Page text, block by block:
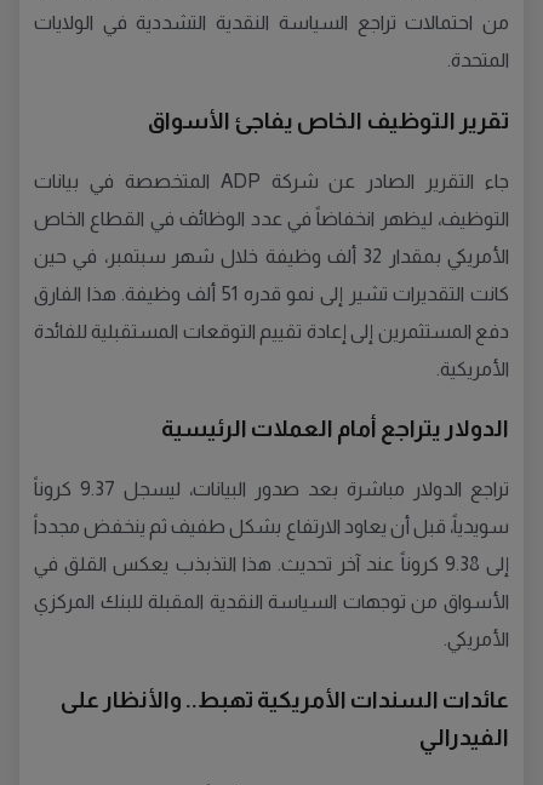
من احتمالات تراجع السياسة النقدية التشددية في الولايات
المتحدة.
تقرير التوظيف الخاص يفاجئ الأسواق
جاء التقرير الصادر عن شركة ADP المتخصصة في بيانات
التوظيف، ليظهر انخفاضاً في عدد الوظائف في القطاع الخاص
الأمريكي بمقدار 32 ألف وظيفة خلال شهر سبتمبر، في حين
كانت التقديرات تشير إلى نمو قدره 51 ألف وظيفة. هذا الفارق
دفع المستثمرين إلى إعادة تقييم التوقعات المستقبلية للفائدة
الأمريكية.
الدولار يتراجع أمام العملات الرئيسية
تراجع الدولار مباشرة بعد صدور البيانات، ليسجل 9.37 كروناً
سويدياً، قبل أن يعاود الارتفاع بشكل طفيف ثم ينخفض مجدداً
إلى 9.38 كروناً عند آخر تحديث. هذا التذبذب يعكس القلق في
الأسواق من توجهات السياسة النقدية المقبلة للبنك المركزي
الأمريكي.
عائدات السندات الأمريكية تهبط.. والأنظار على
الفيدرالي